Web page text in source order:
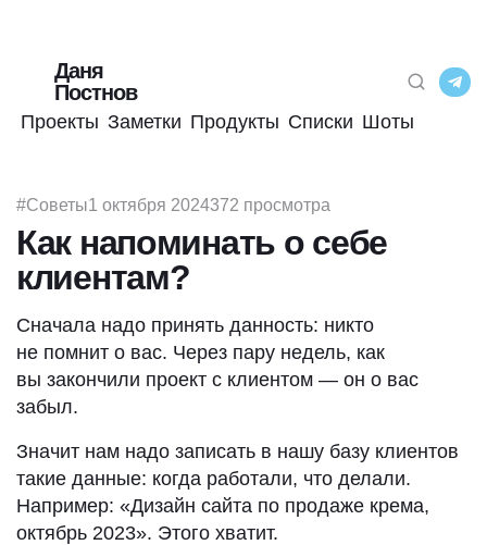
Даня
Постнов
Проекты Заметки Продукты Списки Шоты
#Советы1 октября 2024372 просмотра
Как напоминать о себе
клиентам?
Сначала надо принять данность: никто
не помнит о вас. Через пару недель, как
вы закончили проект с клиентом — он о вас
забыл.
Значит нам надо записать в нашу базу клиентов
такие данные: когда работали, что делали.
Например: «Дизайн сайта по продаже крема,
октябрь 2023». Этого хватит.